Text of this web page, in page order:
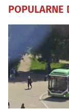
POPULARNE